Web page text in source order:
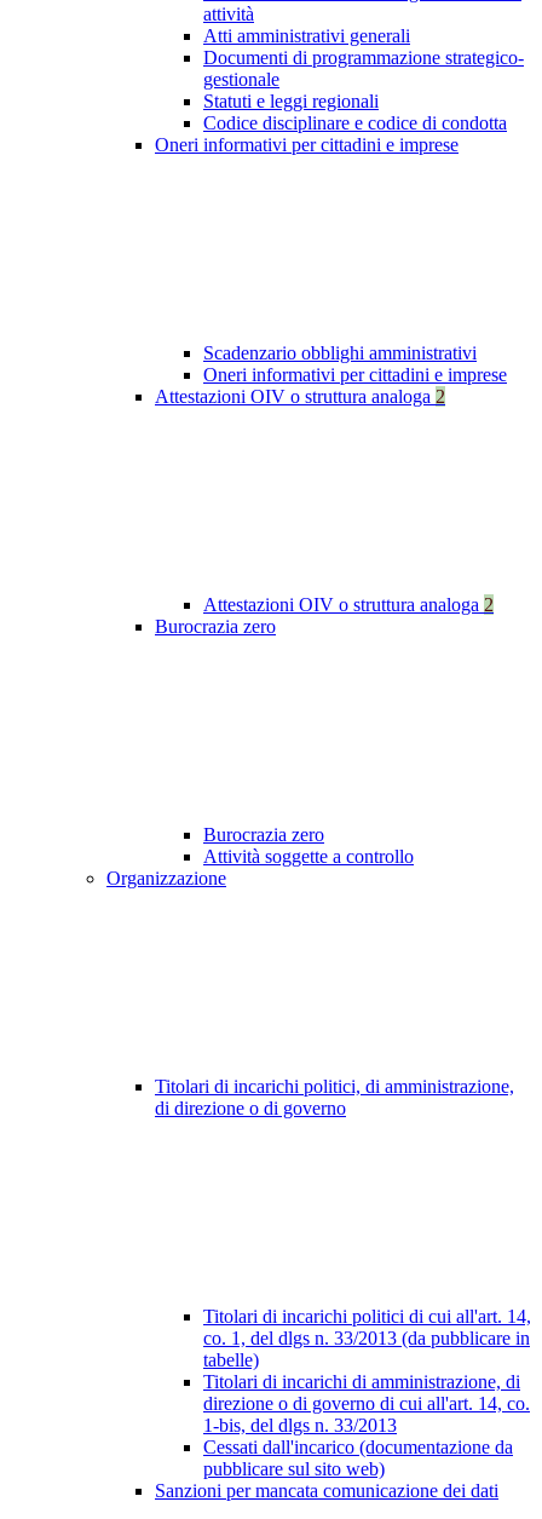
attività
Atti amministrativi generali
Documenti di programmazione strategico-
gestionale
Statuti e leggi regionali
Codice disciplinare e codice di condotta
Oneri informativi per cittadini e imprese
Scadenzario obblighi amministrativi
Oneri informativi per cittadini e imprese
Attestazioni OIV o struttura analoga 2
Attestazioni OIV o struttura analoga 2
Burocrazia zero
Burocrazia zero
Attività soggette a controllo
Organizzazione
Titolari di incarichi politici, di amministrazione,
di direzione o di governo
Titolari di incarichi politici di cui all'art. 14,
co. 1, del dlgs n. 33/2013 (da pubblicare in
tabelle)
Titolari di incarichi di amministrazione, di
direzione o di governo di cui all'art. 14, co.
1-bis, del dlgs n. 33/2013
Cessati dall'incarico (documentazione da
pubblicare sul sito web)
Sanzioni per mancata comunicazione dei dati